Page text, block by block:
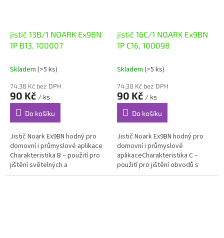
jistič 13B/1 NOARK Ex9BN
1P B13, 100007
Skladem (>5 ks)
74,38 Kč bez DPH
90 Kč / ks
Do košíku
Jistič Noark Ex9BN hodný pro
domovní i průmyslové aplikace
Charakteristika B – použití pro
jištění světelných a
zásuvkových obvodů s nízkými
jistič 16C/1 NOARK Ex9BN
1P C16, 100098
Skladem (>5 ks)
74,38 Kč bez DPH
90 Kč / ks
Do košíku
Jistič Noark Ex9BN hodný pro
domovní i průmyslové
aplikaceCharakteristika C –
použití pro jištění obvodů s
motory nebo s vyššími